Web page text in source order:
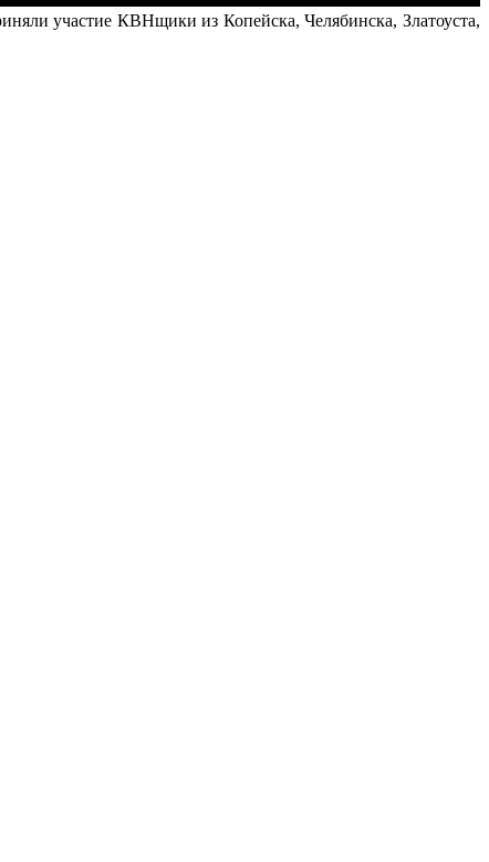
участие КВНщики из Копейска, Челябинска, Златоуста,